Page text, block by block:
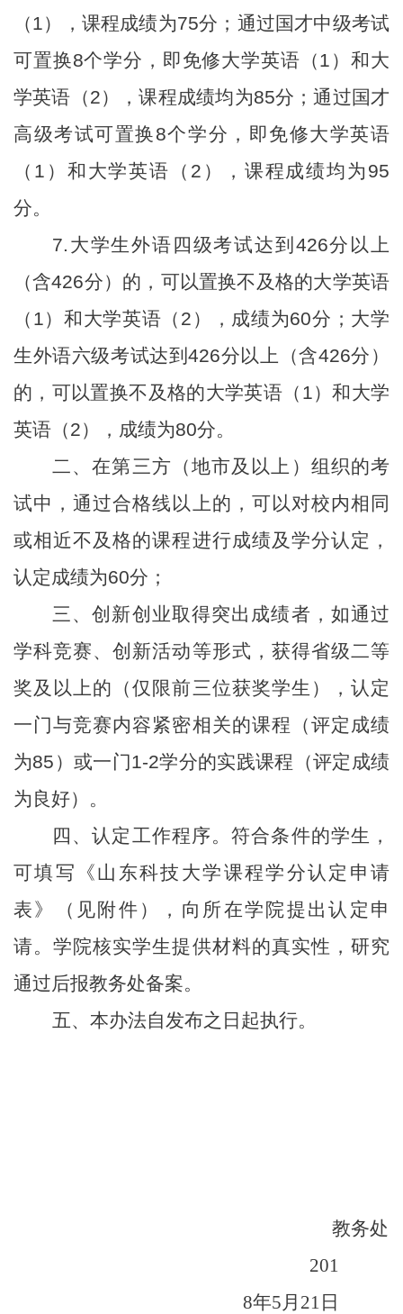
（1），课程成绩为75分；通过国才中级考试
可置换8个学分，即免修大学英语（1）和大
学英语（2），课程成绩均为85分；通过国才
高级考试可置换8个学分，即免修大学英语
（1）和大学英语（2），课程成绩均为95
分。
7.大学生外语四级考试达到426分以上
（含426分）的，可以置换不及格的大学英语
（1）和大学英语（2），成绩为60分；大学
生外语六级考试达到426分以上（含426分）
的，可以置换不及格的大学英语（1）和大学
英语（2），成绩为80分。
二、在第三方（地市及以上）组织的考
试中，通过合格线以上的，可以对校内相同
或相近不及格的课程进行成绩及学分认定，
认定成绩为60分；
三、创新创业取得突出成绩者，如通过
学科竞赛、创新活动等形式，获得省级二等
奖及以上的（仅限前三位获奖学生），认定
一门与竞赛内容紧密相关的课程（评定成绩
为85）或一门1-2学分的实践课程（评定成绩
为良好）。
四、认定工作程序。符合条件的学生，
可填写《山东科技大学课程学分认定申请
表》（见附件），向所在学院提出认定申
请。学院核实学生提供材料的真实性，研究
通过后报教务处备案。
五、本办法自发布之日起执行。
教务处
201
8年5月21日